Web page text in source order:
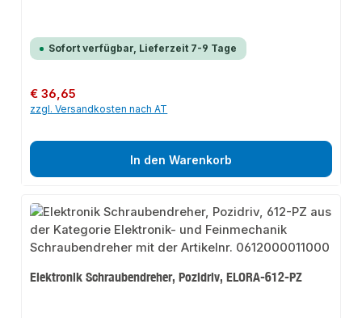
Sofort verfügbar, Lieferzeit 7-9 Tage
Regulärer Preis:
€ 36,65
zzgl. Versandkosten nach AT
In den Warenkorb
Elektronik Schraubendreher, Pozidriv, ELORA-612-PZ